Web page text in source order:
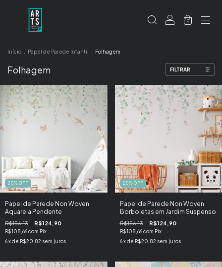
0
Início Papel de Parede Infantil Folhagem
Folhagem FILTRAR
20% OFF
Papel de Parede Non Woven
Aquarela Pendente
R$156,13 R$124,90
R$108,66com Pix
6x de R$20,82 sem juros
20% OFF
Papel de Parede Non Woven
Borboletas em Jardim Suspenso
R$156,13 R$124,90
R$108,66com Pix
6 x de R$20,82 sem juros